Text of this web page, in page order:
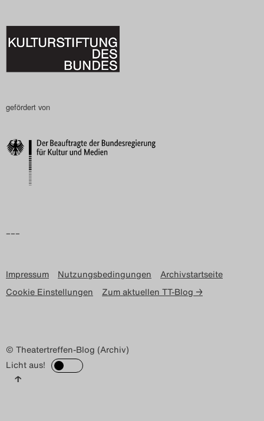
2025
Das Theatertreffen-Blog
Nutzungsbedingungen
gefördert von
–––
Impressum Nutzungsbedingungen
Archivstartseite
Cookie Einstellungen
Zum aktuellen TT-Blog →
© Theatertreffen-Blog (Archiv)
Licht aus!
↑